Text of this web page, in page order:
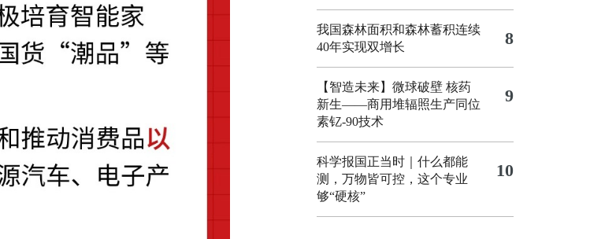
我国森林面积和森林蓄积连续
40年实现双增长
8
【智造未来】微球破壁 核药
新生——商用堆辐照生产同位
素钇-90技术
9
科学报国正当时｜什么都能
测，万物皆可控，这个专业
够“硬核”
10